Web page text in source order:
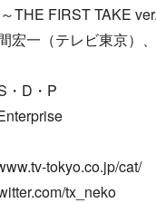
THE FIRST TAKE
宏一（テレビ東京）
・D・P
tokyo.co.jp/cat/
tx_neko